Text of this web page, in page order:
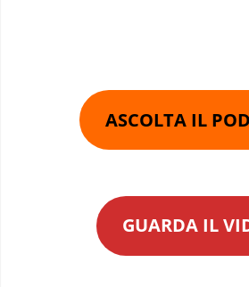
ASCOLTA IL
GUARDA IL